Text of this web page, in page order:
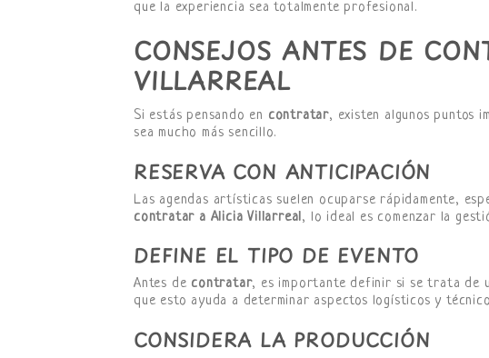
que la experiencia sea totalmente profesional.
CONSEJOS ANTES DE
VILLARREAL
Si estás pensando en contratar, existen algunos puntos
sea mucho más sencillo.
RESERVA CON ANTICIPACIÓN
Las agendas artísticas suelen ocuparse rápidamente,
contratar a Alicia Villarreal, lo ideal es comenzar la
DEFINE EL TIPO DE EVENTO
Antes de contratar, es importante definir si se trata de
que esto ayuda a determinar aspectos logísticos y
CONSIDERA LA PRODUCCIÓN